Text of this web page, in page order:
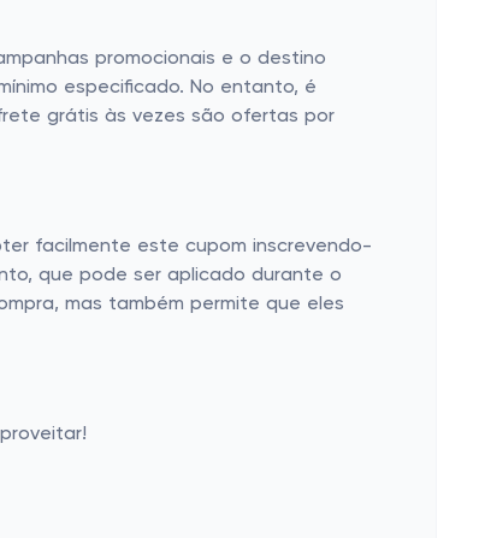
promocionais e o destino
especificado. No entanto, é
grátis às vezes são ofertas por
facilmente este cupom inscrevendo-
que pode ser aplicado durante o
mas também permite que eles